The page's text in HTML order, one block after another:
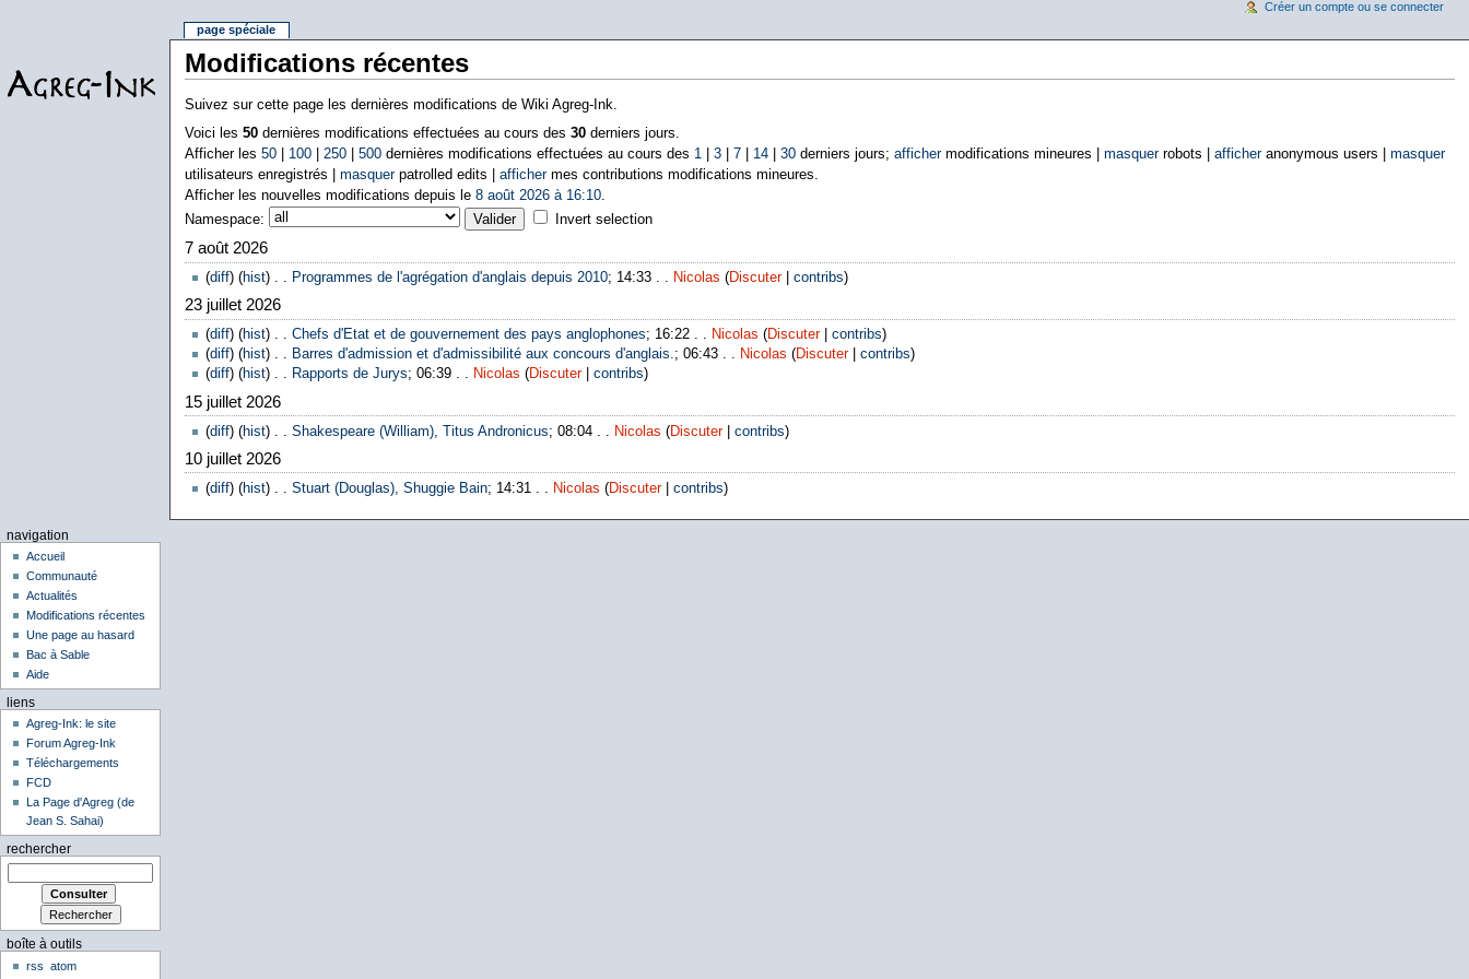
Modifications récentes
Suivez sur cette page les dernières modifications de Wiki Agreg-Ink.
Voici les 50dernières modifications effectuées au cours des 30derniers jours.
Afficher les 50| 100| 250| 500dernières modifications effectuées au cours des 1 3| 7| 14| 30derniers jours; affichermodifications mineures | masquerrobots | afficheranonymous users | masquer
utilisateurs enregistrés | masquerpatrolled edits | affichermes contributions modifications mineures.
Afficher les nouvelles modifications depuis le 8 août 2026 à 16:10.
Namespace:
Invert selection
7 août 2026
(diff) (hist) . . Programmes de l'agrégation d'anglais depuis 2010; 14:33 . . Nicolas (Discuter| contribs)
23 juillet 2026
(diff) (hist) . . Chefs d'Etat et de gouvernement des pays anglophones; 16:22 . . Nicolas (Discuter| contribs)
(diff) (hist) . . Barres d'admission et d'admissibilité aux concours d'anglais.; 06:43 . . Nicolas (Discuter| contribs)
(diff) (hist) . . Rapports de Jurys; 06:39 . . Nicolas (Discuter| contribs)
15 juillet 2026
(diff) (hist) . . Shakespeare (William), Titus Andronicus; 08:04 . . Nicolas (Discuter| contribs)
10 juillet 2026
(diff) (hist) . . Stuart (Douglas), Shuggie Bain; 14:31 . . Nicolas (Discuter| contribs)
page spéciale
Créer un compte ou se connecter
navigation
Accueil
Communauté
Actualités
Modifications récentes
Une page au hasard
Bac à Sable
Aide
liens
Agreg-Ink: le site
Forum Agreg-Ink
Téléchargements
FCD
La Page d'Agreg (de
Jean S. Sahai)
rechercher
boîte à outils
rss
atom